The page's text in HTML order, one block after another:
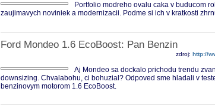
Portfolio modreho ovalu caka v buducom
zaujimavych noviniek a modernizacii. Podme si ich v kratkosti
Ford Mondeo 1.6 EcoBoost: Pan Benzin
zdroj: http://
Aj Mondeo sa dockalo prichodu trendu
downsizing. Chvalabohu, ci bohuzial? Odpoved sme hladali v
benzinovym motorom 1.6 EcoBoost.